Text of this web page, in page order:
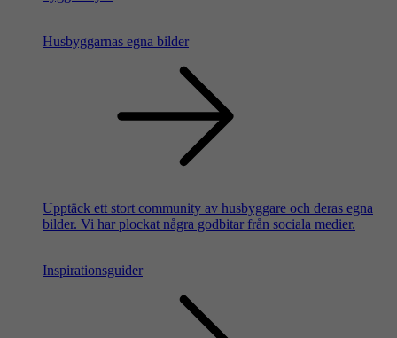
Husbyggarnas egna bilder
Upptäck ett stort community av husbyggare och deras egna
bilder. Vi har plockat några godbitar från sociala medier.
Inspirationsguider